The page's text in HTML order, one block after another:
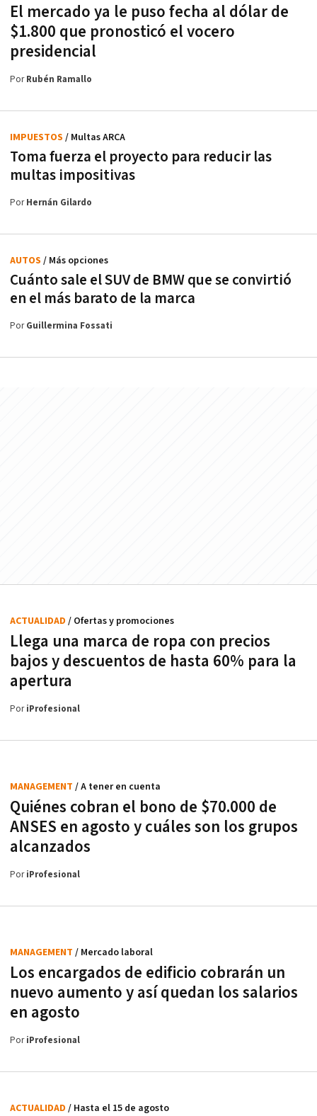
El mercado ya le puso fecha al dólar de
$1.800 que pronosticó el vocero
presidencial
PorRubén Ramallo
Toma fuerza el proyecto para reducir las
multas impositivas
IMPUESTOS / Multas ARCA
PorHernán Gilardo
Cuánto sale el SUV de BMW que se convirtió
en el más barato de la marca
AUTOS / Más opciones
PorGuillermina Fossati
Llega una marca de ropa con precios
bajos y descuentos de hasta 60% para la
apertura
ACTUALIDAD / Ofertas y promociones
PoriProfesional
Quiénes cobran el bono de $70.000 de
ANSES en agosto y cuáles son los grupos
alcanzados
MANAGEMENT / A tener en cuenta
PoriProfesional
Los encargados de edificio cobrarán un
nuevo aumento y así quedan los salarios
en agosto
MANAGEMENT / Mercado laboral
PoriProfesional
ACTUALIDAD / Hasta el 15 de agosto